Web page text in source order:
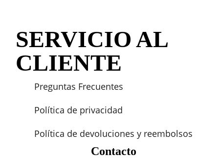
SERVICIO AL
CLIENTE
Preguntas Frecuentes
Política de privacidad
Política de devoluciones y reembolsos
Contacto